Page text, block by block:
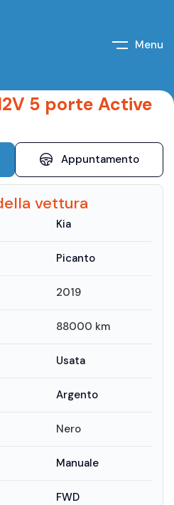
Menu
5 porte Active
Appuntamento
vettura
Kia
Picanto
2019
88000 km
Usata
Argento
Nero
Manuale
FWD